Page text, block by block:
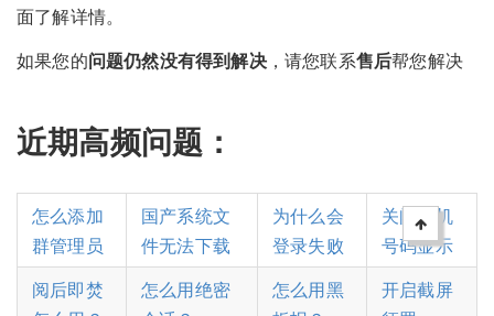
面了解详情。
如果您的问题仍然没有得到解决，请您联系售后帮您解决
近期高频问题：
怎么添加
群管理员
国产系统文
件无法下载
为什么会
登录失败
关闭手机
号码显示
阅后即焚
怎么用绝密
怎么用黑
开启截屏